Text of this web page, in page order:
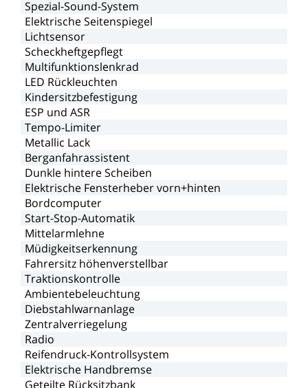
Spezial-Sound-System
ElektrischeSeitenspiegel
Lichtsensor
Scheckheftgepflegt
Multifunktionslenkrad
LED Rückleuchten
Kindersitzbefestigung
ESP und ASR
Tempo-Limiter
Metallic Lack
Berganfahrassistent
Dunkle hintereScheiben
Elektrische Fensterhebervorn+hinten
Bordcomputer
Start-Stop-Automatik
Mittelarmlehne
Müdigkeitserkennung
Fahrersitz höhenverstellbar
Traktionskontrolle
Ambientebeleuchtung
Diebstahlwarnanlage
Zentralverriegelung
Radio
Reifendruck-Kontrollsystem
Elektrische Handbremse
Geteilte Rücksitzbank